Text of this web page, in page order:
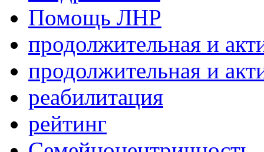
Помощь ЛНР
продолжительная и
продолжительная и
реабилитация
рейтинг